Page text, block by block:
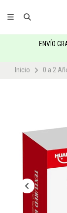
ENVÍO
Inicio 0 a 2